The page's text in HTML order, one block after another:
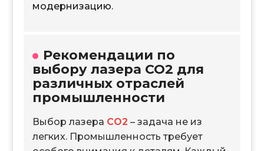
модернизацию.
Рекомендации по
выбору лазера CO2 для
различных отраслей
промышленности
Выбор лазера CO2 – задача не из
легких. Промышленность требует